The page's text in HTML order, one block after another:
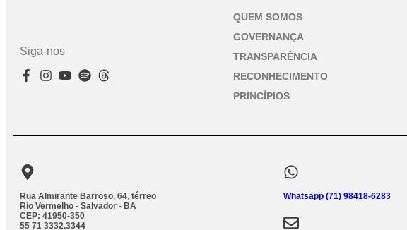
Siga-nos
QUEM SOMOS
GOVERNANÇA
TRANSPARÊNCIA
RECONHECIMENTO
PRINCÍPIOS
Rua Almirante Barroso, 64, térreo
Rio Vermelho - Salvador - BA
CEP: 41950-350
55 71 3332.3344
Whatsapp (71) 98418-6283